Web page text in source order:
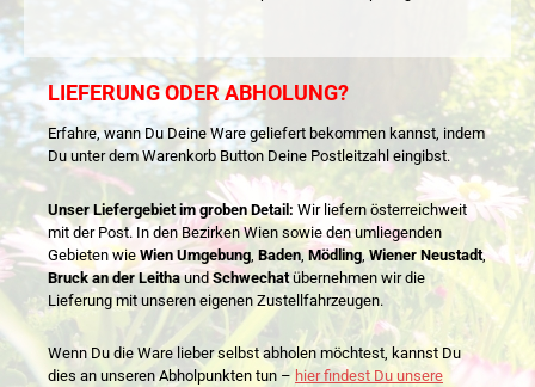
LIEFERUNG ODER ABHOLUNG?
Erfahre, wann Du Deine Ware geliefert bekommen kannst, indem
Du unter dem Warenkorb Button Deine Postleitzahl eingibst.
Unser Liefergebiet im groben Detail: Wir liefern österreichweit
mit der Post. In den Bezirken Wien sowie den umliegenden
Gebieten wieWien Umgebung Baden Mödling Wiener Neustadt,
Bruck an der Leithaund Schwechatübernehmen wir die
Lieferung mit unseren eigenen Zustellfahrzeugen.
Wenn Du die Ware lieber selbst abholen möchtest, kannst Du
dies an unseren Abholpunkten tun – hier findest Du unsere